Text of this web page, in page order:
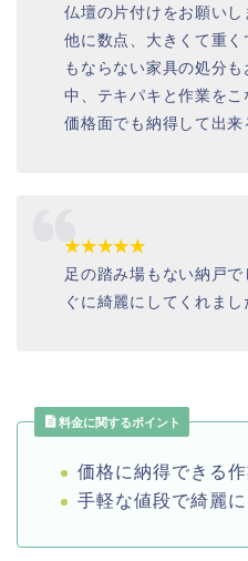
仏壇の片付けをお願いし
他に数点、大きくて重
もならない家具の処分
中、テキパキと作業をこ
価格面でも納得して出来
★★★★★
足の踏み場もない納戸
ぐに綺麗にしてくれまし
料金に関するポイント
価格に納得できる
手軽な値段で綺麗